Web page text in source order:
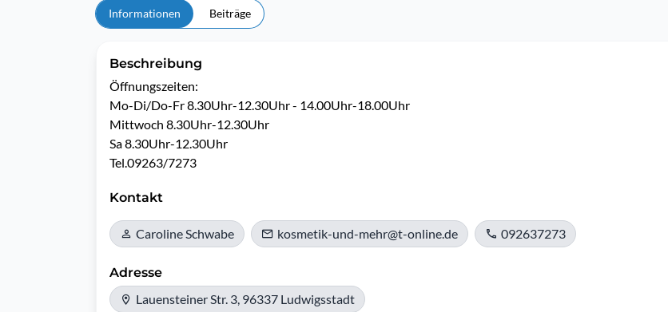
Informationen Beiträge
Beschreibung
Öffnungszeiten:
Mo-Di/Do-Fr 8.30Uhr-12.30Uhr - 14.00Uhr-18.00Uhr
Mittwoch 8.30Uhr-12.30Uhr
Sa 8.30Uhr-12.30Uhr
Tel.09263/7273
Kontakt
Caroline Schwabe kosmetik-und-mehr@t-online.de 092637273
Adresse
Lauensteiner Str. 3, 96337 Ludwigsstadt